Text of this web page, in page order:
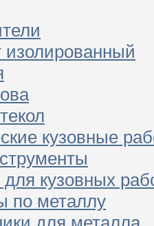
изолированный
кузовные
кузовных
по металлу